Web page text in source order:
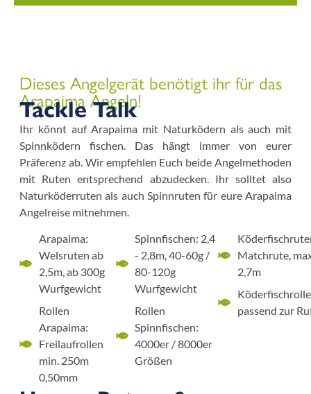
Dieses Angelgerät benötigt ihr für das
Arapaima Angeln!
Tackle Talk
Ihr könnt auf Arapaima mit Naturködern als auch mit
Spinnködern fischen. Das hängt immer von eurer
Präferenz ab. Wir empfehlen Euch beide Angelmethoden
mit Ruten entsprechend abzudecken. Ihr solltet also
Naturköderruten als auch Spinnruten für eure Arapaima
Angelreise mitnehmen.
Arapaima:
Welsruten ab
2,5m, ab 300g
Wurfgewicht
Rollen
Arapaima:
Freilaufrollen
min. 250m
0,50mm
Spinnfischen: 2,4
- 2,8m, 40-60g /
80-120g
Wurfgewicht
Rollen
Spinnfischen:
4000er / 8000er
Größen
Matchrute,
2,7m
passend zur